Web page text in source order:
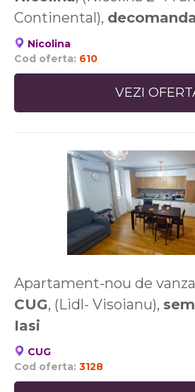
Continental),
Nicolina
Cod oferta: 610
VEZI
Apartament-nou de
CUG, (Lidl- Visoianu),
Iasi
CUG
Cod oferta: 3128